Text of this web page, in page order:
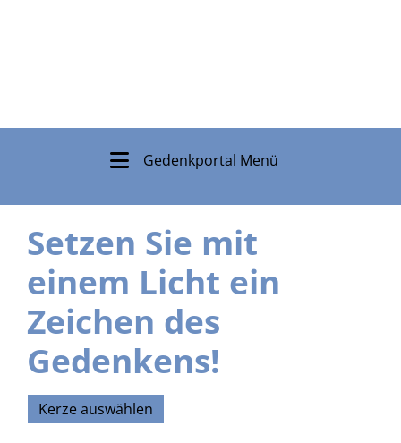
Gedenkportal Menü
Setzen Sie mit
einem Licht ein
Zeichen des
Gedenkens!
Kerze auswählen